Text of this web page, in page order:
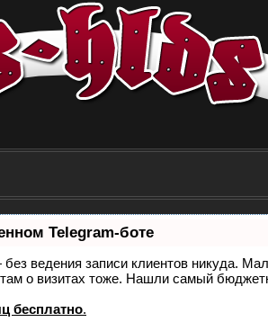
Telegram-боте
ведения записи клиентов никуда.
о визитах тоже. Нашли самый
бесплатно.